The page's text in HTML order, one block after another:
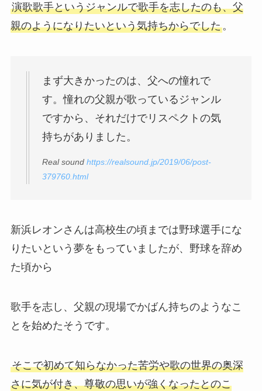
演歌歌手というジャンルで歌手を志したのも、父
親のようになりたいという気持ちからでした。
まず大きかったのは、父への憧れで
す。憧れの父親が歌っているジャンル
ですから、それだけでリスペクトの気
持ちがありました。
Real sound https://realsound.jp/2019/06/post-
379760.html
新浜レオンさんは高校生の頃までは野球選手にな
りたいという夢をもっていましたが、野球を辞め
た頃から
歌手を志し、父親の現場でかばん持ちのようなこ
とを始めたそうです。
そこで初めて知らなかった苦労や歌の世界の奥深
さに気が付き、尊敬の思いが強くなったとのこ